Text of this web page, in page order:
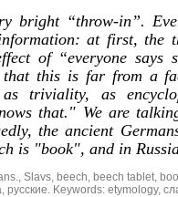
bright “throw-in”.
at first, the
of “everyone says
that this is far from a
as triviality, as
that." We are
the ancient
is "book", and in
Slavs beech beech tablet
русские. Keywords: etymology,